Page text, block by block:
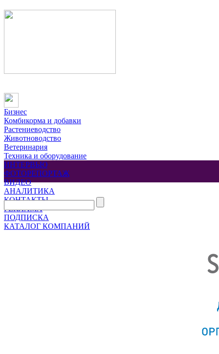
Бизнес
Комбикорма и добавки
Растениеводство
Животноводство
Ветеринария
Техника и оборудование
ИНТЕРВЬЮ
ФОТОРЕПОРТАЖ
ВИДЕО
АНАЛИТИКА
КОНТАКТЫ
РЕКЛАМА
ПОДПИСКА
КАТАЛОГ КОМПАНИЙ